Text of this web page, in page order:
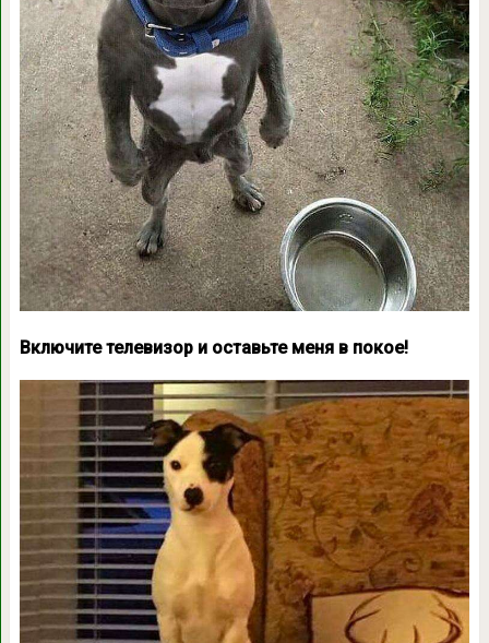
Включите телевизор и оставьте меня в покое!